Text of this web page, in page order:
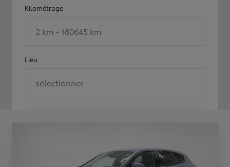
Kilométrage
2 km - 180645 km
Lieu
sélectionner